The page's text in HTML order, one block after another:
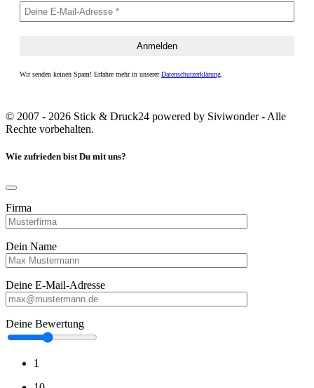
Wir senden keinen Spam! Erfahre mehr in unsererDatenschutzerklärung
© 2007 - 2026 Stick & Druck24 powered by Siviwonder - Alle
Rechte vorbehalten.
Wie zufrieden bist Du mit uns?
Firma
Dein Name
Deine E-Mail-Adresse
Deine Bewertung
1